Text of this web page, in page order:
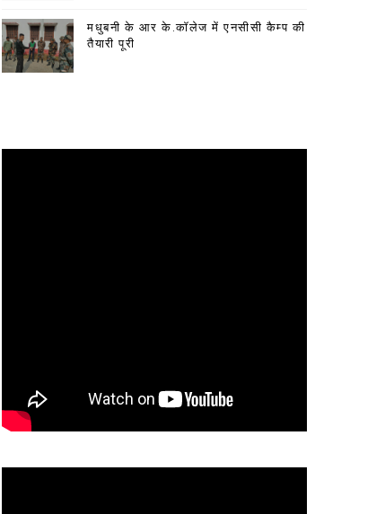
मधुबनी के आर के.कॉलेज में एनसीसी कैम्प की
तैयारी पूरी